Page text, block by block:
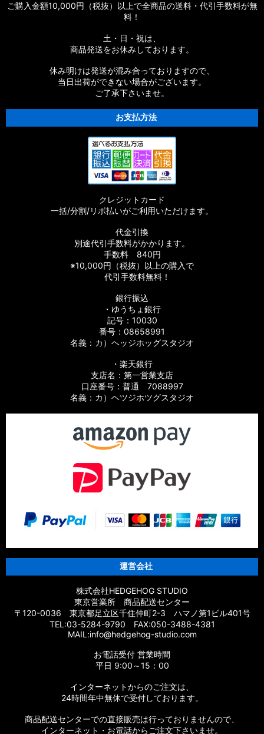
ご購入金額10,000円（税抜）以上で全商品の送料・代引手数料が無
料！
土・日・祝は、
商品発送をお休みしております。
休み明けは発送が混み合っておりますので、
当日出荷ができない場合がございます。
ご了承下さいませ。
お支払方法
クレジットカード
一括/分割/リボ払いがご利用いただけます。
代金引換
別途代引手数料がかかります。
手数料 840円
※10,000円（税抜）以上の購入で
代引手数料無料！
銀行振込
・ゆうちょ銀行
記号：10030
番号：08658991
名義：カ）ヘッジホッグスタジオ
・楽天銀行
支店名：第一営業支店
口座番号：普通 7088997
名義：カ）ヘツジホツグスタジオ
運営会社
株式会社HEDGEHOG STUDIO
東京営業所 商品配送センター
〒120-0036 東京都足立区千住仲町2-3 ハマノ第1ビル401号
TEL:03-5284-9790 FAX:050-3488-4381
MAIL:info@hedgehog-studio.com
お電話受付 営業時間
平日 9:00～15：00
インターネットからのご注文は、
24時間年中無休で受付しております。
商品配送センターでの直接販売は行っておりませんので、
インターネット・お電話からご注文下さいませ。